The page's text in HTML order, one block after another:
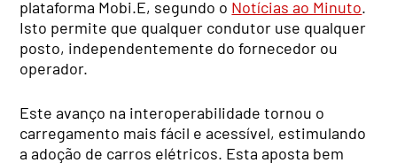
plataforma Mobi.E, segundo o Notícias ao Minuto.
Isto permite que qualquer condutor use qualquer
posto, independentemente do fornecedor ou
operador.
Este avanço na interoperabilidade tornou o
carregamento mais fácil e acessível, estimulando
a adoção de carros elétricos. Esta aposta bem